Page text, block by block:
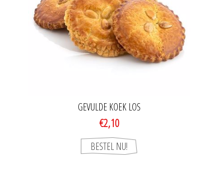
GEVULDE KOEK LOS
€2,10